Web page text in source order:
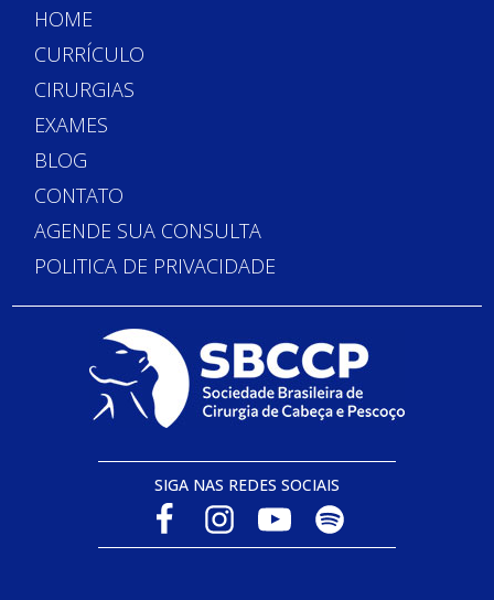
HOME
CURRÍCULO
CIRURGIAS
EXAMES
BLOG
CONTATO
AGENDE SUA CONSULTA
POLITICA DE PRIVACIDADE
SIGA NAS REDES SOCIAIS